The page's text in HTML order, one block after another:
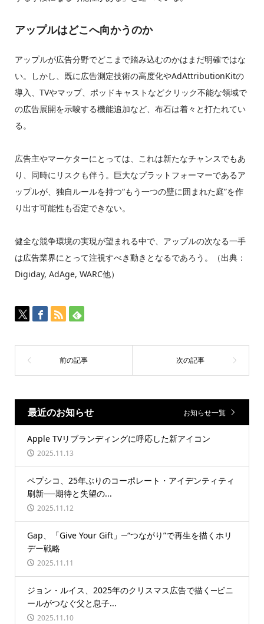
アップルはどこへ向かうのか
アップルが広告分野でどこまで踏み込むのかはまだ明確ではな
い。しかし、既に広告測定技術の高度化やAdAttributionKitの
導入、TVやマップ、ポッドキャストなどクリック不能な領域で
の広告展開を示唆する機能追加など、布石は着々と打たれてい
る。
広告主やマーケターにとっては、これは新たなチャンスでもあ
り、同時にリスクも伴う。巨大なプラットフォーマーであるア
ップルが、独自ルールを持つ“もう一つの壁に囲まれた庭”を作
り出す可能性も否定できない。
健全な競争環境の実現が望まれる中で、アップルの次なる一手
は広告業界にとって注視すべき動きとなるであろう。（出典：
Digiday, AdAge, WARC他）
最近のお知らせ お知らせ一覧
Apple TVリブランディングに呼応した新アイコン
2025.11.13
ペプシコ、25年ぶりのコーポレート・アイデンティティ
刷新──期待と失望の...
2025.11.12
Gap、「Give Your Gift」─“つながり”で再生を描くホリ
デー戦略
2025.11.11
ジョン・ルイス、2025年のクリスマス広告で描く─ビニ
ールがつなぐ父と息子...
2025.11.10